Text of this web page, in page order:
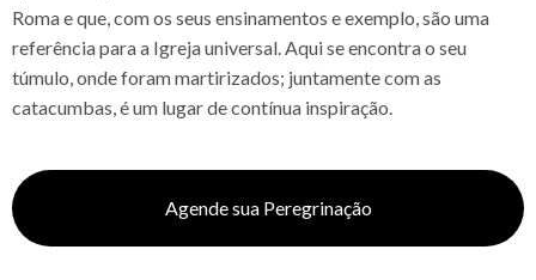
Roma e que, com os seus ensinamentos e exemplo, são uma
referência para a Igreja universal. Aqui se encontra o seu
túmulo, onde foram martirizados; juntamente com as
catacumbas, é um lugar de contínua inspiração.
Agende sua Peregrinação